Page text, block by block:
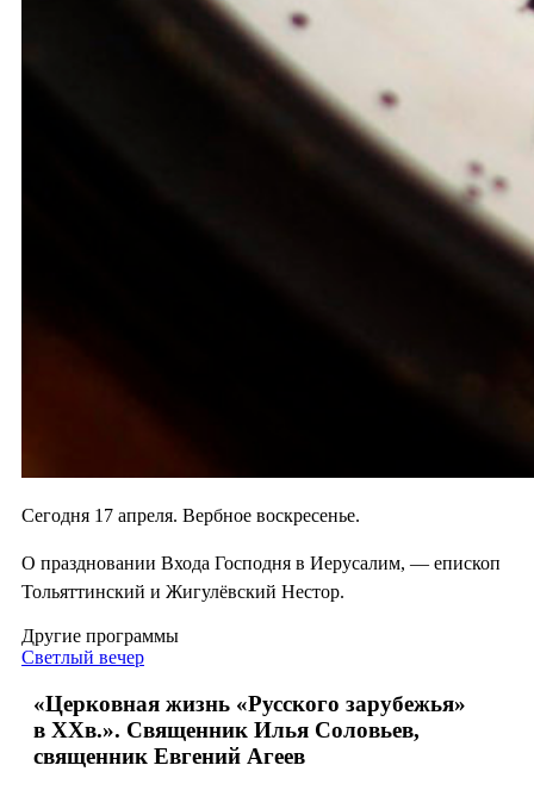
Сегодня 17 апреля. Вербное воскресенье.
О праздновании Входа Господня в Иерусалим, — епископ
Тольяттинский и Жигулёвский Нестор.
Другие программы
Светлый вечер
«Церковная жизнь «Русского зарубежья»
в ХХв.». Священник Илья Соловьев,
священник Евгений Агеев